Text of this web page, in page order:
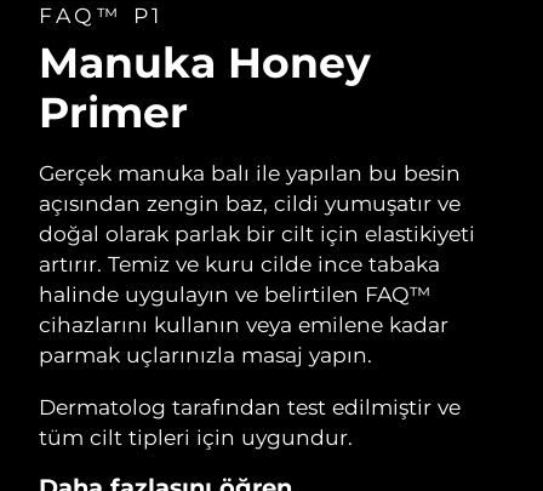
FAQ™ P1
Manuka Honey
Primer
Gerçek manuka balı ile yapılan bu besin
açısından zengin baz, cildi yumuşatır ve
doğal olarak parlak bir cilt için elastikiyeti
artırır. Temiz ve kuru cilde ince tabaka
halinde uygulayın ve belirtilen FAQ™
cihazlarını kullanın veya emilene kadar
parmak uçlarınızla masaj yapın.
Dermatolog tarafından test edilmiştir ve
tüm cilt tipleri için uygundur.